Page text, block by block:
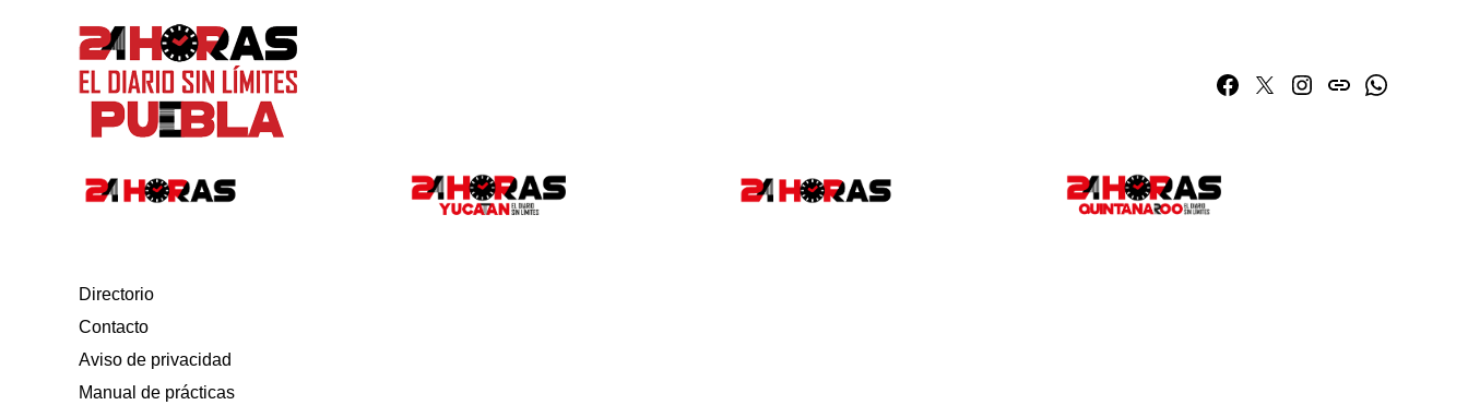
Facebook
TwitterInstagram
issuuWhatsapp
Directorio
Contacto
Aviso de privacidad
Manual de prácticas